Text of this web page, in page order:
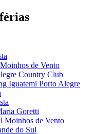
de Vento
Country Club
Iguatemi Porto Alegre
Goretti
Moinhos de Vento
do Sul